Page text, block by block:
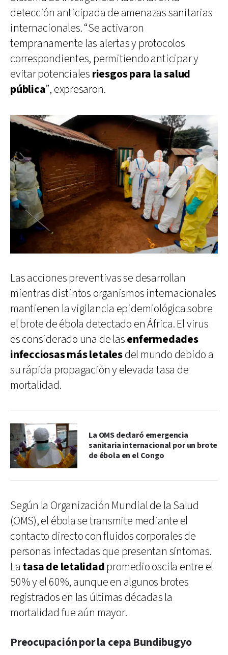
detección anticipada de amenazas sanitarias
internacionales. “Se activaron
tempranamente las alertas y protocolos
correspondientes, permitiendo anticipar y
evitar potenciales riesgos para la salud
pública”, expresaron.
Las acciones preventivas se desarrollan
mientras distintos organismos internacionales
mantienen la vigilancia epidemiológica sobre
el brote de ébola detectado en África. El virus
es considerado una de lasenfermedades
infecciosas más letalesdel mundo debido a
su rápida propagación y elevada tasa de
mortalidad.
La OMS declaró emergencia
sanitaria internacional por un brote
de ébola en el Congo
Según la Organización Mundial de la Salud
(OMS), el ébola se transmite mediante el
contacto directo con fluidos corporales de
personas infectadas que presentan síntomas.
La tasa de letalidadpromedio oscila entre el
50% y el 60%, aunque en algunos brotes
registrados en las últimas décadas la
mortalidad fue aún mayor.
Preocupación por la cepa Bundibugyo